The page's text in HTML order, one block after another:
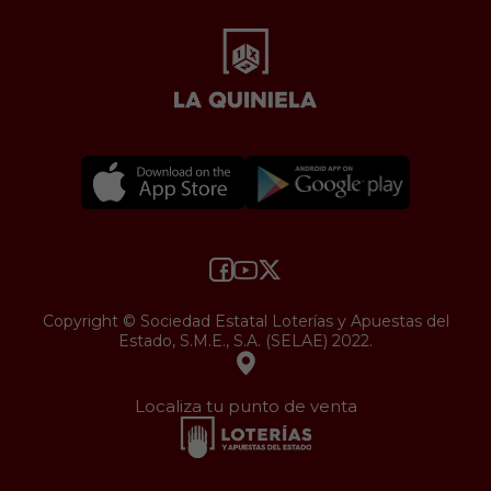
Copyright © Sociedad Estatal Loterías y Apuestas del
Estado, S.M.E., S.A. (SELAE) 2022.
Localiza tu punto de venta